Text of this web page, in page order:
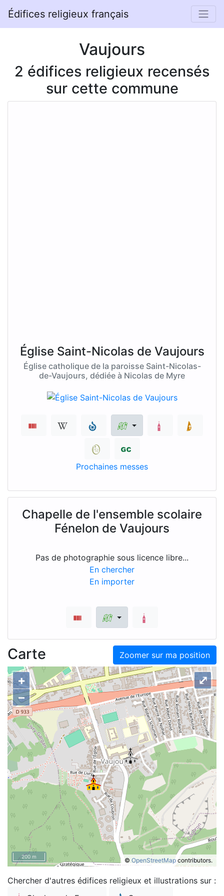
Édifices religieux français
Vaujours
2 édifices religieux recensés
sur cette commune
Église Saint-Nicolas de Vaujours
Église catholique de la paroisse Saint-Nicolas-
de-Vaujours, dédiée à Nicolas de Myre
Prochaines messes
Chapelle de l'ensemble scolaire
Fénelon de Vaujours
Pas de photographie sous licence libre...
En chercher
En importer
Zoomer sur ma position
Carte
+
–
© OpenStreetMap contributors.
⤢
200 m
Chercher d'autres édifices religieux et illustrations sur :